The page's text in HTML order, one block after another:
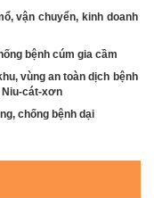
vận chuyển, kinh doanh
bệnh cúm gia cầm
vùng an toàn dịch bệnh
Niu-cát-xơn
chống bệnh dại